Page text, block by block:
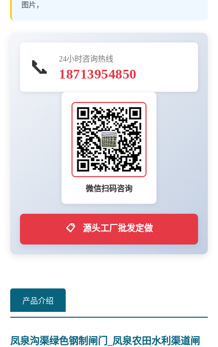
图片，
📞 24小时咨询热线
18713954850
微信扫码咨询
📋 源头工厂批发定做
产品介绍
凤泉沟渠绿色钢制闸门_凤泉农田水利渠道闸